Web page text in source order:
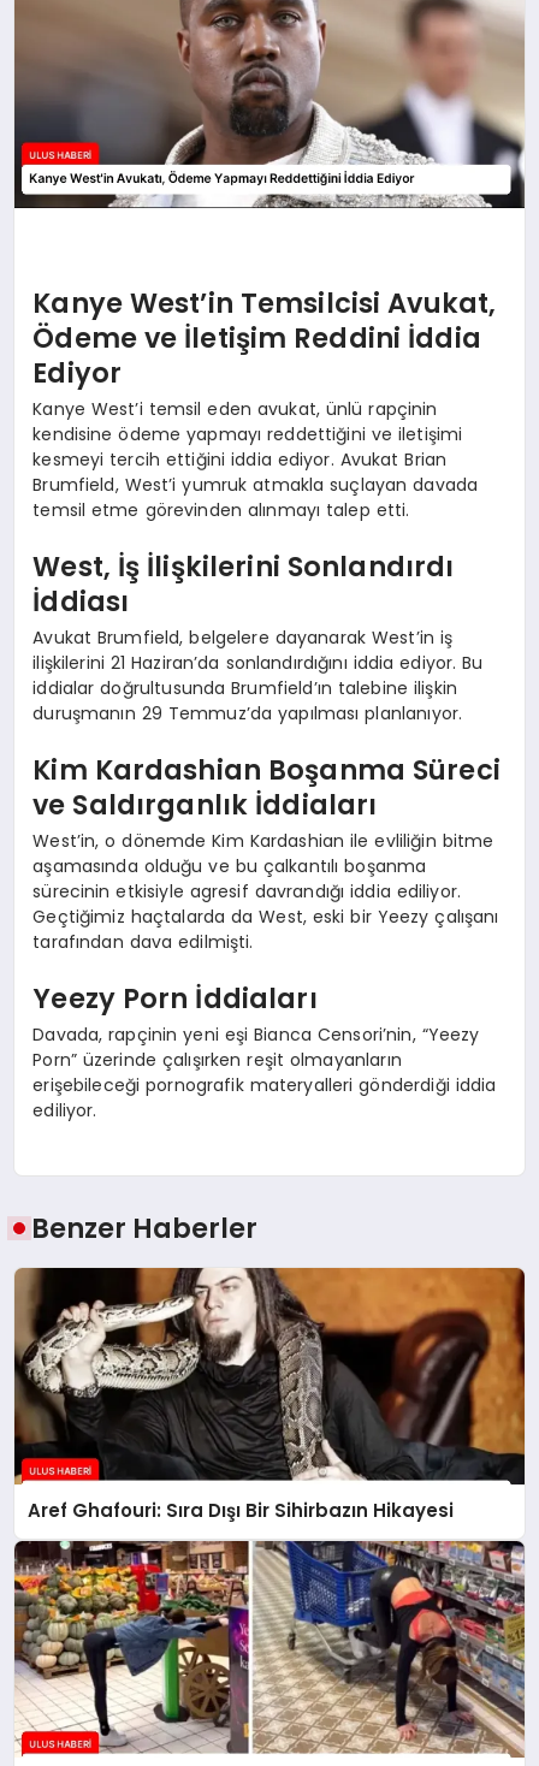
Kanye West’in Temsilcisi Avukat,
Ödeme ve İletişim Reddini İddia
Ediyor
Kanye West’i temsil eden avukat, ünlü rapçinin
kendisine ödeme yapmayı reddettiğini ve iletişimi
kesmeyi tercih ettiğini iddia ediyor. Avukat Brian
Brumfield, West’i yumruk atmakla suçlayan davada
temsil etme görevinden alınmayı talep etti.
West, İş İlişkilerini Sonlandırdı
İddiası
Avukat Brumfield, belgelere dayanarak West’in iş
ilişkilerini 21 Haziran’da sonlandırdığını iddia ediyor. Bu
iddialar doğrultusunda Brumfield’ın talebine ilişkin
duruşmanın 29 Temmuz’da yapılması planlanıyor.
Kim Kardashian Boşanma Süreci
ve Saldırganlık İddiaları
West’in, o dönemde Kim Kardashian ile evliliğin bitme
aşamasında olduğu ve bu çalkantılı boşanma
sürecinin etkisiyle agresif davrandığı iddia ediliyor.
Geçtiğimiz haçtalarda da West, eski bir Yeezy çalışanı
tarafından dava edilmişti.
Yeezy Porn İddiaları
Davada, rapçinin yeni eşi Bianca Censori’nin, “Yeezy
Porn” üzerinde çalışırken reşit olmayanların
erişebileceği pornografik materyalleri gönderdiği iddia
ediliyor.
Benzer Haberler
Aref Ghafouri: Sıra Dışı Bir Sihirbazın Hikayesi